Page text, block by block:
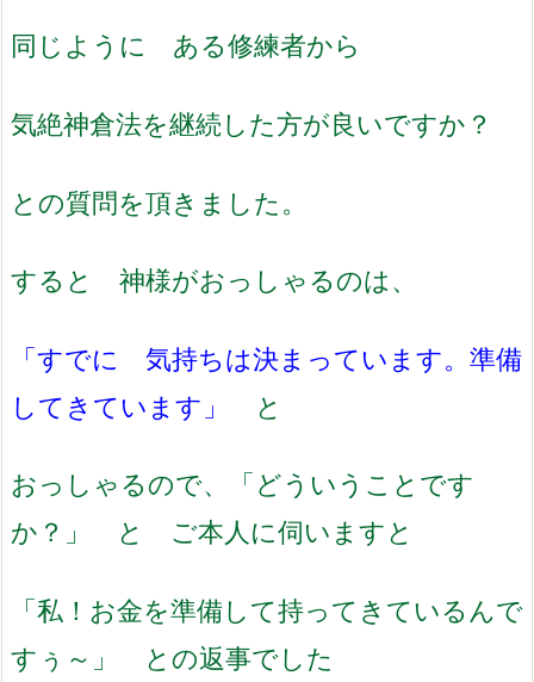
同じように ある修練者から
気絶神倉法を継続した方が良いですか？
との質問を頂きました。
すると 神様がおっしゃるのは、
「すでに 気持ちは決まっています。準備
してきています」
と
おっしゃるので、「どういうことです
か？」 と ご本人に伺いますと
「私！お金を準備して持ってきているんで
すぅ～」 との返事でした